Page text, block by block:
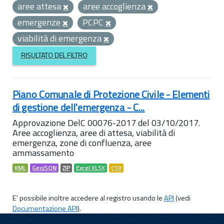
aree attesa
aree accoglienza
emergenze
PCPC
viabilità di emergenza
RISULTATO DEL FILTRO
Piano Comunale di Protezione Civile - Elementi
di gestione dell'emergenza - C...
Approvazione DelC 00076-2017 del 03/10/2017.
Aree accoglienza, aree di attesa, viabilità di
emergenza, zone di confluenza, aree
ammassamento
KML GeoJSON ZIP Excel XLSX CSV
E' possibile inoltre accedere al registro usando leAPI(vedi
Documentazione API).